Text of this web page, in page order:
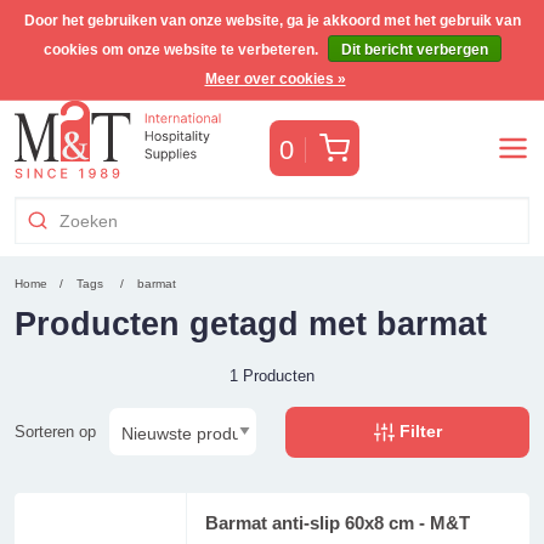
Gratis Benelux verzending voor orders >€255(incl. BTW)
0 Winkelwagen
Home Tags barmat
Producten getagd met barmat
1 Producten
Sorteren op Filter
Barmat anti-slip 60x8 cm - M&T
Door het gebruiken van onze website, ga je akkoord met het gebruik van
cookies om onze website te verbeteren.
Dit bericht verbergen
Meer over cookies »